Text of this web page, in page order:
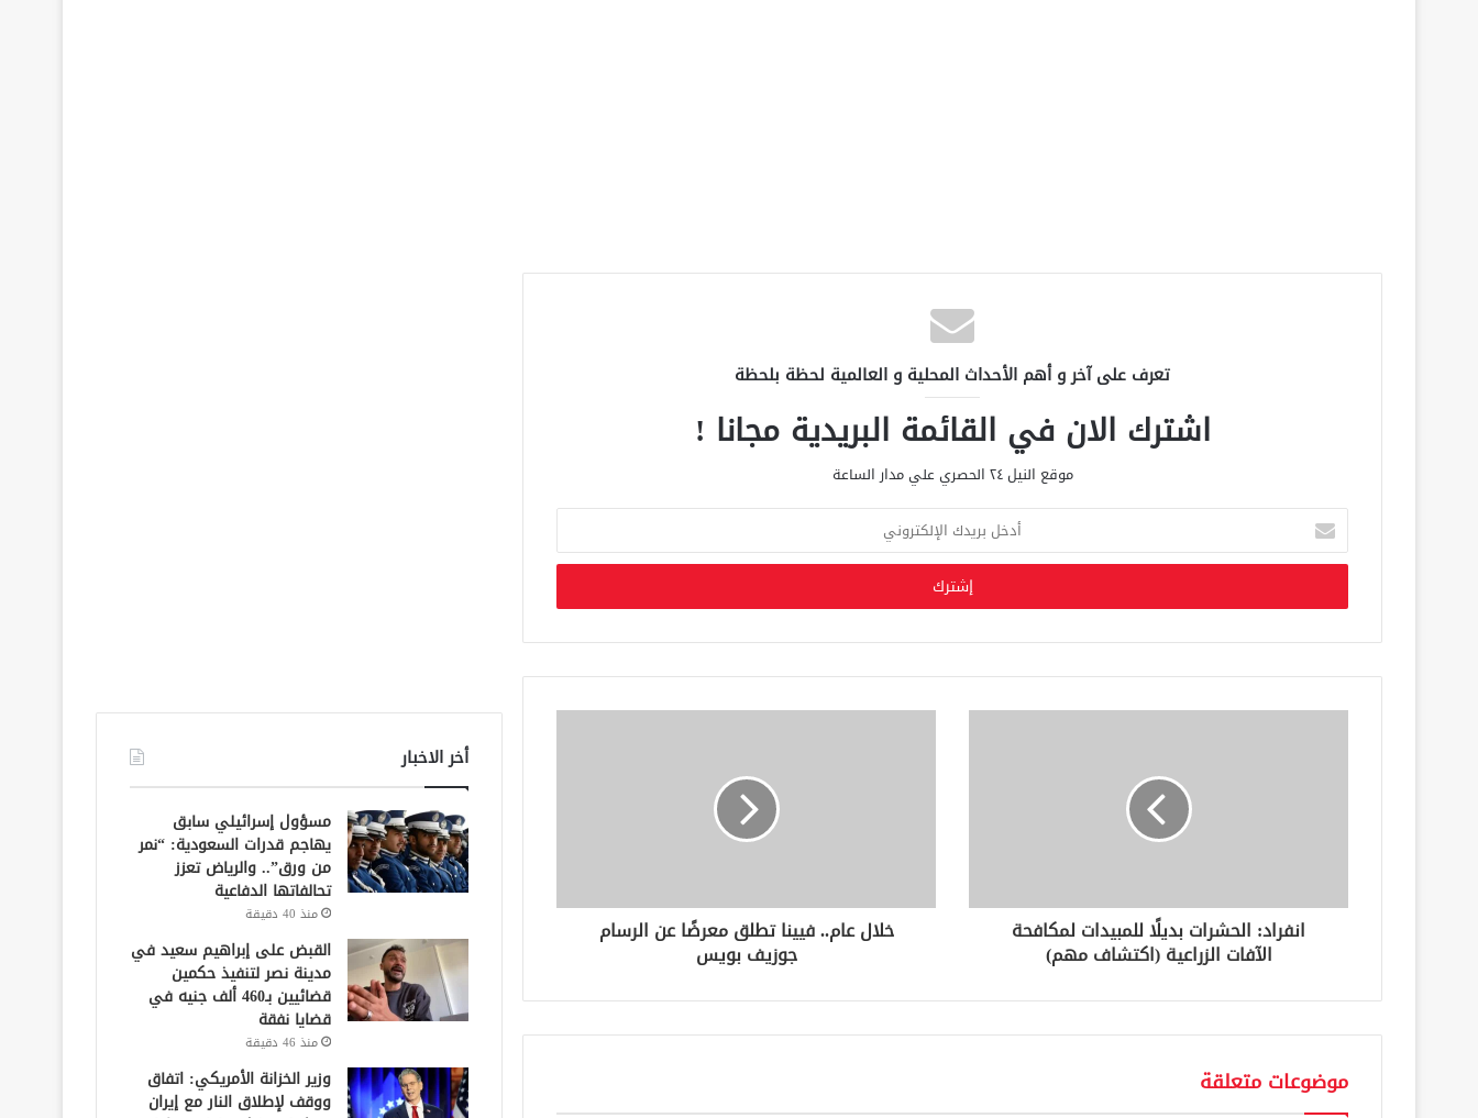
تعرف على آخر و أهم الأحداث المحلية و العالمية لحظة بلحظة
اشترك الان في القائمة البريدية مجانا !
موقع النيل ٢٤ الحصري علي مدار الساعة
خ
ب
د
ك
ن
انفراد: الحشرات بديلًا للمبيدات لمكافحة
الآفات الزراعية (اكتشاف مهم)
خلال عام.. فيينا تطلق معرضًا عن الرسام
جوزيف بويس
موضوعات متعلقة
أخر الاخبار
مسؤول إسرائيلي سابق
يهاجم قدرات السعودية: “نمر
من ورق”.. والرياض تعزز
تحالفاتها الدفاعية
منذ 40 دقيقة
القبض على إبراهيم سعيد في
مدينة نصر لتنفيذ حكمين
قضائيين بـ460 ألف جنيه في
قضايا نفقة
منذ 46 دقيقة
وزير الخزانة الأمريكي: اتفاق
ووقف لإطلاق النار مع إيران